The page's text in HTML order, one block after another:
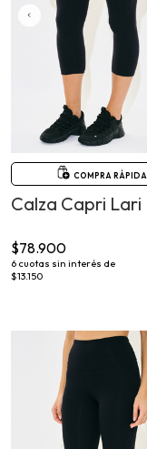
COMPRA RÁPIDA
Calza Capri Lari
$78.900
6 cuotas sin interés de
$13.150